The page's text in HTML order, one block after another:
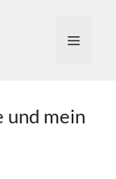
Menü
und mein